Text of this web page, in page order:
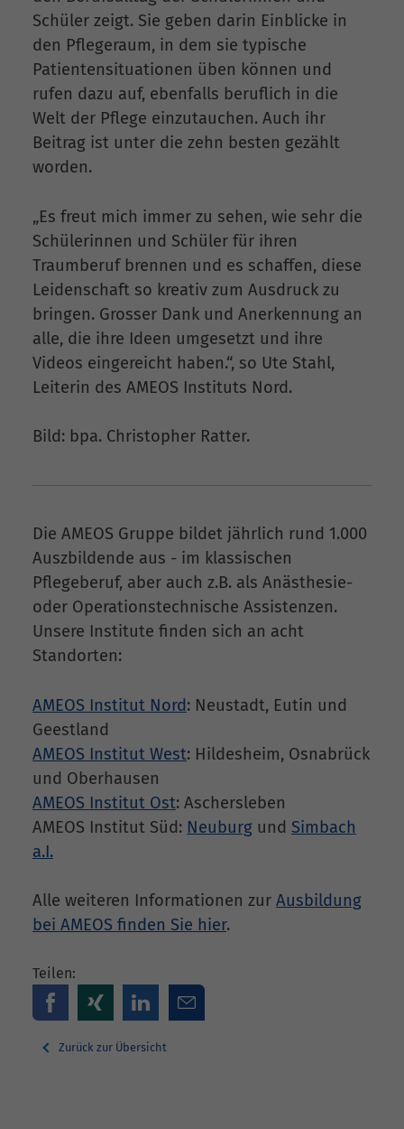
Schüler zeigt. Sie geben darin Einblicke in
den Pflegeraum, in dem sie typische
Patientensituationen üben können und
rufen dazu auf, ebenfalls beruflich in die
Welt der Pflege einzutauchen. Auch ihr
Beitrag ist unter die zehn besten gezählt
worden.
„Es freut mich immer zu sehen, wie sehr die
Schülerinnen und Schüler für ihren
Traumberuf brennen und es schaffen, diese
Leidenschaft so kreativ zum Ausdruck zu
bringen. Grosser Dank und Anerkennung an
alle, die ihre Ideen umgesetzt und ihre
Videos eingereicht haben.“, so Ute Stahl,
Leiterin des AMEOS Instituts Nord.
Bild: bpa. Christopher Ratter.
Die AMEOS Gruppe bildet jährlich rund 1.000
Auszbildende aus - im klassischen
Pflegeberuf, aber auch z.B. als Anästhesie-
oder Operationstechnische Assistenzen.
Unsere Institute finden sich an acht
Standorten:
AMEOS Institut Nord: Neustadt, Eutin und
Geestland
AMEOS Institut West: Hildesheim, Osnabrück
und Oberhausen
AMEOS Institut Ost: Aschersleben
AMEOS Institut Süd: Neuburg und Simbach
a.I.
Alle weiteren Informationen zur Ausbildung
bei AMEOS finden Sie hier.
Teilen:
Zurück zur Übersicht